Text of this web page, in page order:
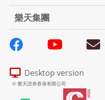
樂天集團
Desktop version
© 樂天證券香港有限公司